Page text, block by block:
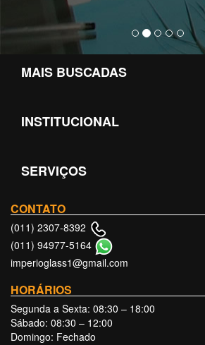
MAIS BUSCADAS
INSTITUCIONAL
SERVIÇOS
CONTATO
(011) 2307-8392
(011) 94977-5164
imperioglass1@gmail.com
HORÁRIOS
Segunda a Sexta: 08:30 – 18:00
Sábado: 08:30 – 12:00
Domingo: Fechado